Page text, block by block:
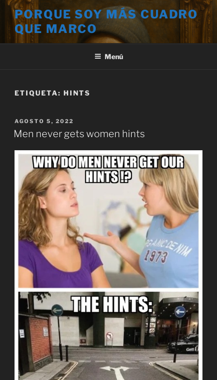
Saltar
contenido
PORQUE SOY MÁS CUADRO
QUE MARCO
Menú
ETIQUETA: HINTS
PUBLICADO
EL
AGOSTO 5, 2022
Men never gets women hints